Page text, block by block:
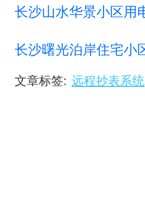
长沙山水华景小区用
长沙曙光泊岸住宅小
文章标签: 远程抄表系统